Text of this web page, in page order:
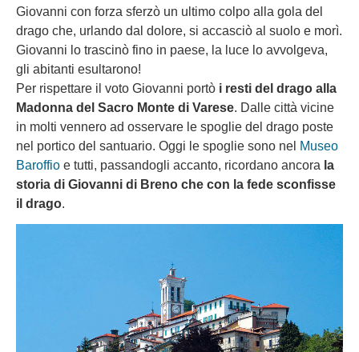
Giovanni con forza sferzò un ultimo colpo alla gola del
drago che, urlando dal dolore, si accasciò al suolo e morì.
Giovanni lo trascinò fino in paese, la luce lo avvolgeva,
gli abitanti esultarono!
Per rispettare il voto Giovanni portò i resti del drago alla
Madonna del Sacro Monte di Varese. Dalle città vicine
in molti vennero ad osservare le spoglie del drago poste
nel portico del santuario. Oggi le spoglie sono nel Museo
Baroffio e tutti, passandogli accanto, ricordano ancora la
storia di Giovanni di Breno che con la fede sconfisse
il drago.